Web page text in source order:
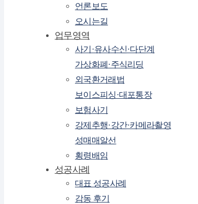
언론보도
오시는길
업무영역
사기·유사수신·다단계
가상화폐·주식리딩
외국환거래법
보이스피싱·대포통장
보험사기
강제추행·강간·카메라촬영
성매매알선
횡령배임
성공사례
대표 성공사례
감동 후기